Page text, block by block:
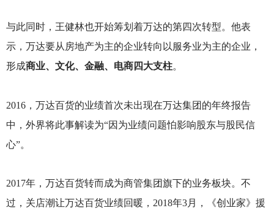
与此同时，王健林也开始筹划着万达的第四次转型。他表
示，万达要从房地产为主的企业转向以服务业为主的企业，
形成商业、文化、金融、电商四大支柱。
2016，万达百货的业绩首次未出现在万达集团的年终报告
中，外界将此事解读为“因为业绩问题怕影响股东与股民信
心”。
2017年，万达百货转而成为商管集团旗下的业务板块。不
过，关店潮让万达百货业绩回暖，2018年3月，《创业家》援